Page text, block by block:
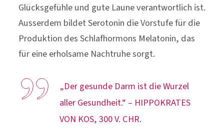
Glücksgefühle und gute Laune verantwortlich ist.
Ausserdem bildet Serotonin die Vorstufe für die
Produktion des Schlafhormons Melatonin, das
für eine erholsame Nachtruhe sorgt.
„Der gesunde Darm ist die Wurzel
aller Gesundheit.“ – HIPPOKRATES
VON KOS, 300 V. CHR.